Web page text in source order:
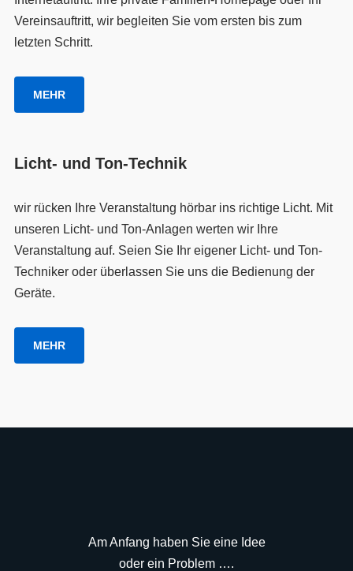
Vereinsauftritt, wir begleiten Sie vom ersten bis zum
letzten Schritt.
MEHR
Licht- und Ton-Technik
wir rücken Ihre Veranstaltung hörbar ins richtige Licht. Mit
unseren Licht- und Ton-Anlagen werten wir Ihre
Veranstaltung auf. Seien Sie Ihr eigener Licht- und Ton-
Techniker oder überlassen Sie uns die Bedienung der
Geräte.
MEHR
Am Anfang haben Sie eine Idee
oder ein Problem ….